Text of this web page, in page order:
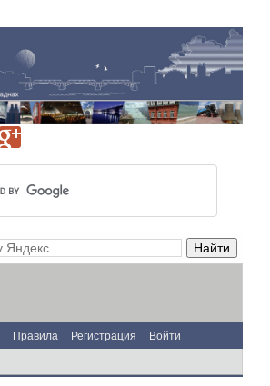
Правила Регистрация Войти